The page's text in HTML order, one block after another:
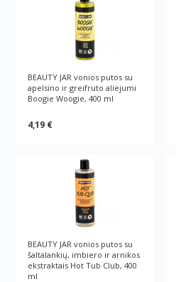
BEAUTY JAR vonios putos su
apelsino ir greifruto aliejumi
Boogie Woogie, 400 ml
4,19 €
BEAUTY JAR vonios putos su
šaltalankių, imbiero ir arnikos
ekstraktais Hot Tub Club, 400
ml